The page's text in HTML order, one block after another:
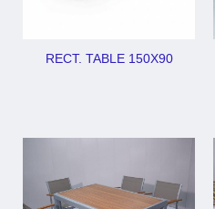
RECT. TABLE 150X90